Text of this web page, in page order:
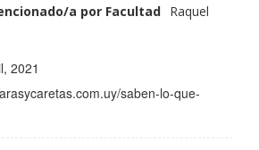
a por Facultad Raquel
2021
saben-lo-que-